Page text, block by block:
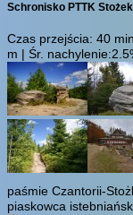
Schronisko PTTK
Czas przejścia: 40 min.
m | Śr.
paśmie Czantorii-
piaskowca